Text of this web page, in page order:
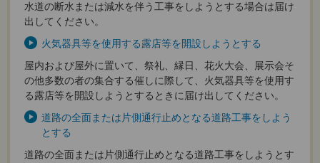
水道の断水または減水を伴う工事をしようとする場合は届け
出してください。
火気器具等を使用する露店等を開設しようとする
屋内および屋外に置いて、祭礼、縁日、花火大会、展示会そ
の他多数の者の集合する催しに際して、火気器具等を使用す
る露店等を開設しようとするときに届け出してください。
道路の全面または片側通行止めとなる道路工事をしよう
とする
道路の全面または片側通行止めとなる道路工事をしようとす